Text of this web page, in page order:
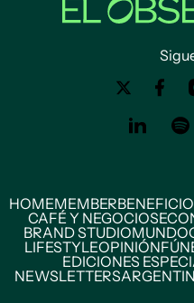
HOMEMEMBER
CAFÉ Y NEGOCIOS
BRAND STUDIOMUNDO
LIFESTYLEOPINIÓN
EDICIONES
NEWSLETTERS